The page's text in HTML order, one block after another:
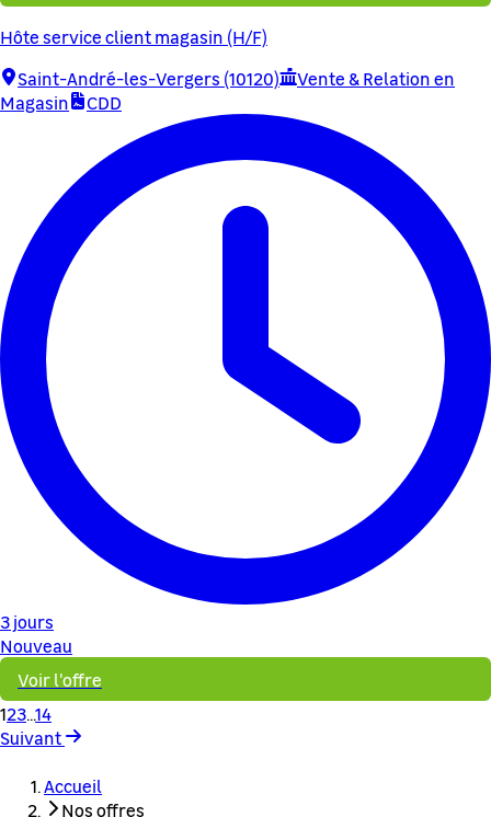
Hôte service client magasin (H/F)
Saint-André-les-Vergers (10120)
Vente & Relation en
Magasin
CDD
3 jours
Nouveau
Voir l'offre
123...14
Suivant
Accueil
Nos offres